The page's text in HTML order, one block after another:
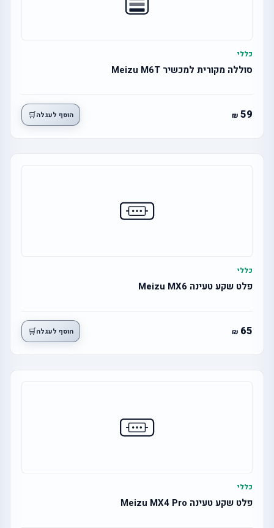
כללי
סוללה מקורית למכשיר Meizu M6T
59 הוסף לעגלה🛒
כללי
פלט שקע טעינה Meizu MX6
65 הוסף לעגלה🛒
כללי
פלט שקע טעינה Meizu MX4 Pro